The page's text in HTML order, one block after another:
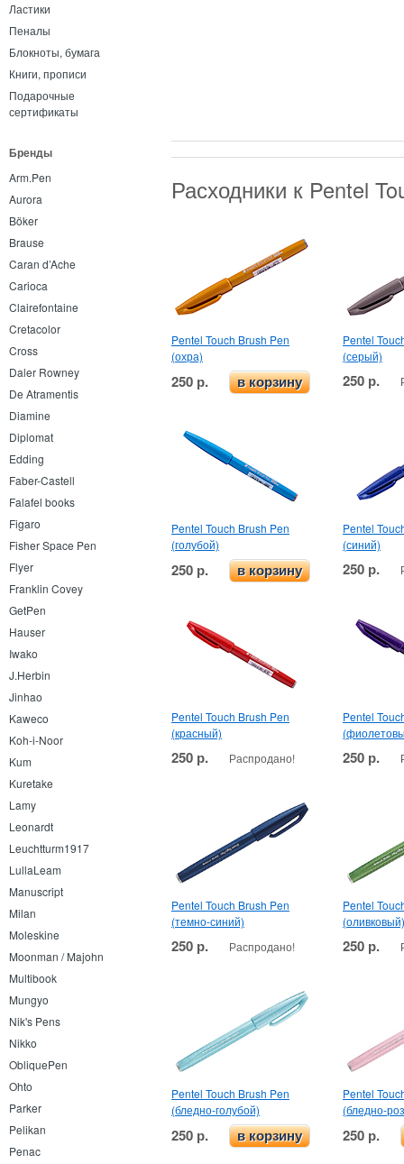
Ластики
Пеналы
Блокноты, бумага
Книги, прописи
Подарочные
сертификаты
Бренды
Arm.Pen
Aurora
Böker
Brause
Caran d’Ache
Carioca
Clairefontaine
Cretacolor
Cross
Daler Rowney
De Atramentis
Diamine
Diplomat
Edding
Faber-Castell
Falafel books
Figaro
Fisher Space Pen
Flyer
Franklin Covey
GetPen
Hauser
Iwako
J.Herbin
Jinhao
Kaweco
Koh-i-Noor
Kum
Kuretake
Lamy
Leonardt
Leuchtturm1917
LullaLeam
Manuscript
Milan
Moleskine
Moonman / Majohn
Multibook
Mungyo
Nik's Pens
Nikko
ObliquePen
Ohto
Parker
Pelikan
Penac
Расходники к Pentel
Pentel Touch Brush Pen
(охра)
250 р. в корзину
Pentel
(серый)
250 р.
Pentel Touch Brush Pen
(голубой)
250 р. в корзину
Pentel
(синий)
250 р.
Pentel Touch Brush Pen
(красный)
250 р. Распродано!
Pentel
250 р.
Pentel Touch Brush Pen
(темно-синий)
250 р. Распродано!
Pentel
(оливковый)
250 р.
Pentel Touch Brush Pen
(бледно-голубой)
250 р. в корзину
Pentel
(бледно-
250 р.